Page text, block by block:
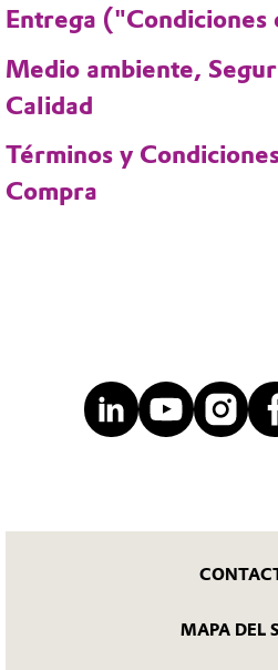
Entrega ("Condiciones
Medio ambiente,
Calidad
Términos y
Compra
MAPA DEL